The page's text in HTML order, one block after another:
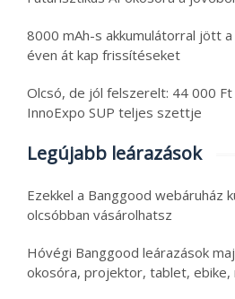
8000 mAh-s akkumulátorral jött
éven át kap frissítéseket
Olcsó, de jól felszerelt: 44 000
InnoExpo SUP teljes szettje
Legújabb leárazások
Ezekkel a Banggood webáruház
olcsóbban vásárolhatsz
Hóvégi Banggood leárazások
okosóra, projektor, tablet, ebike,